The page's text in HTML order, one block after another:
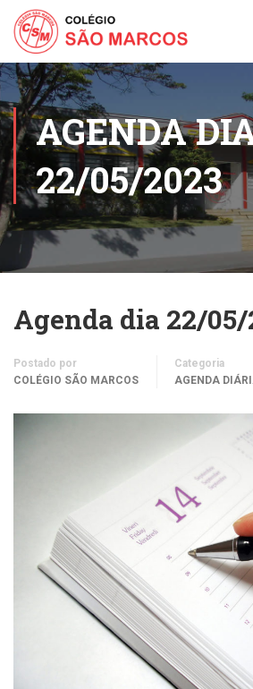
AGENDA
22/05/2023
Agenda dia 22/05/
Postado por
COLÉGIO SÃO MARCOS
Categoria
AGENDA